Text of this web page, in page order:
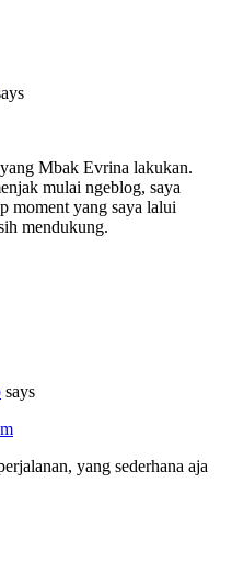
Mbak Evrina lakukan.
mulai ngeblog, saya
moment yang saya lalui
mendukung.
says
yang sederhana aja